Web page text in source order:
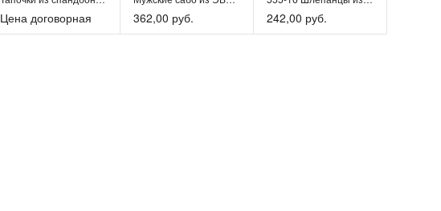
заказа 1 модели - й коробка.
Предлагаем оптовым заказчикам скидки 3-20% при заказе от 300000-
Цена договорная 362,00 руб. 242,00 руб.